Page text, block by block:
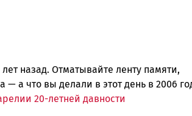
назад. Отматывайте ленту памяти,
а что вы делали в этот день в 2006
20-летней давности